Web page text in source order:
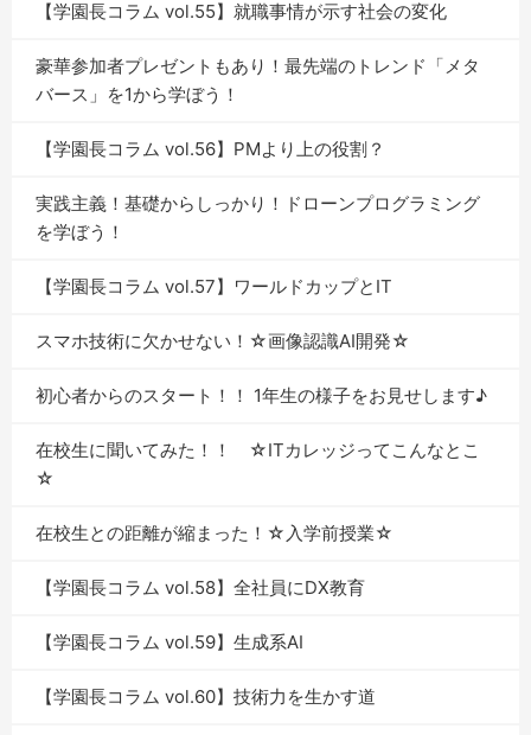
【学園長コラム vol.55】就職事情が示す社会の変化
豪華参加者プレゼントもあり！最先端のトレンド「メタ
バース」を1から学ぼう！
【学園長コラム vol.56】PMより上の役割？
実践主義！基礎からしっかり！ドローンプログラミング
を学ぼう！
【学園長コラム vol.57】ワールドカップとIT
スマホ技術に欠かせない！☆画像認識AI開発☆
初心者からのスタート！！ 1年生の様子をお見せします♪
在校生に聞いてみた！！ ☆ITカレッジってこんなとこ
☆
在校生との距離が縮まった！☆入学前授業☆
【学園長コラム vol.58】全社員にDX教育
【学園長コラム vol.59】生成系AI
【学園長コラム vol.60】技術力を生かす道